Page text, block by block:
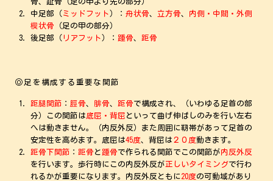
骨、趾骨（足の甲より先の部分）
中足部（ ミッドフット ）：舟状骨、 立方骨、 内側・中間・外側
楔状骨 （足の甲の部分）
後足部（ リアフット ）： 踵骨、 距骨
◎足を構成する重要な関節
距腿関節 ：脛骨、 腓骨、 距骨で構成され、（いわゆる足首の部
分）この関節は底屈・背屈 といって曲げ伸ばしのみを行い左右
へは動きません。（内反外反）また周囲に靭帯があって足首の
安定性を高めます。底屈は45度、背屈は ２０度動きます。
距骨下関節 ： 距骨 と 踵骨で作られる関節でこの関節が内反外反
を行います。歩行時にこの内反外反が正しいタイミングで行わ
れるかが重要になります。内反外反ともに20度の可動域があり